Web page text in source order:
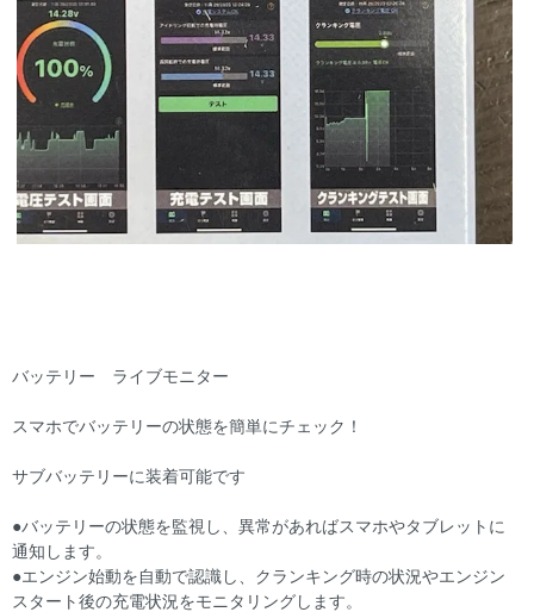
バッテリー ライブモニター
スマホでバッテリーの状態を簡単にチェック！
サブバッテリーに装着可能です
●バッテリーの状態を監視し、異常があればスマホやタブレットに
通知します。
●エンジン始動を自動で認識し、クランキング時の状況やエンジン
スタート後の充電状況をモニタリングします。